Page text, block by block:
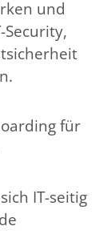
und
für
IT-seitig